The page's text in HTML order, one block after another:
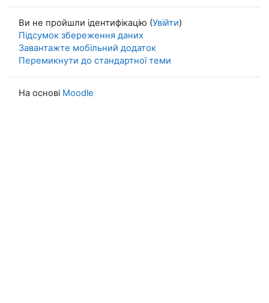
Ви не пройшли ідентифікацію (Увійти)
Підсумок збереження даних
Завантажте мобільний додаток
Перемикнути до стандартної теми
На основі Moodle